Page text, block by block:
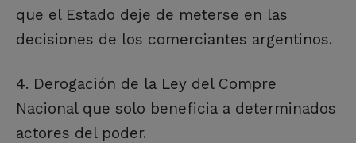
que el Estado deje de meterse en las
decisiones de los comerciantes argentinos.
4. Derogación de la Ley del Compre
Nacional que solo beneficia a determinados
actores del poder.